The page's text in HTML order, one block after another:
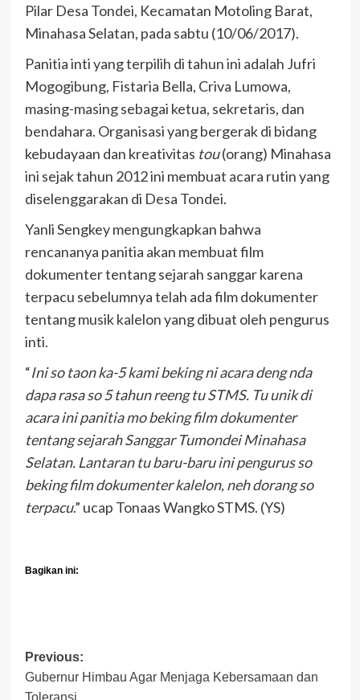
Pilar Desa Tondei, Kecamatan Motoling Barat,
Minahasa Selatan, pada sabtu (10/06/2017).
Panitia inti yang terpilih di tahun ini adalah Jufri
Mogogibung, Fistaria Bella, Criva Lumowa,
masing-masing sebagai ketua, sekretaris, dan
bendahara. Organisasi yang bergerak di bidang
kebudayaan dan kreativitas tou(orang) Minahasa
ini sejak tahun 2012 ini membuat acara rutin yang
diselenggarakan di Desa Tondei.
Yanli Sengkey mengungkapkan bahwa
rencananya panitia akan membuat film
dokumenter tentang sejarah sanggar karena
terpacu sebelumnya telah ada film dokumenter
tentang musik kalelon yang dibuat oleh pengurus
inti.
“Ini so taon ka-5 kami beking ni acara deng nda
dapa rasa so 5 tahun reeng tu STMS. Tu unik di
acara ini panitia mo beking film dokumenter
tentang sejarah Sanggar Tumondei Minahasa
Selatan. Lantaran tu baru-baru ini pengurus so
beking film dokumenter kalelon, neh dorang so
terpacu.” ucap Tonaas Wangko STMS. (YS)
Bagikan ini:
Post
navigation
Previous:
Gubernur Himbau Agar Menjaga Kebersamaan dan